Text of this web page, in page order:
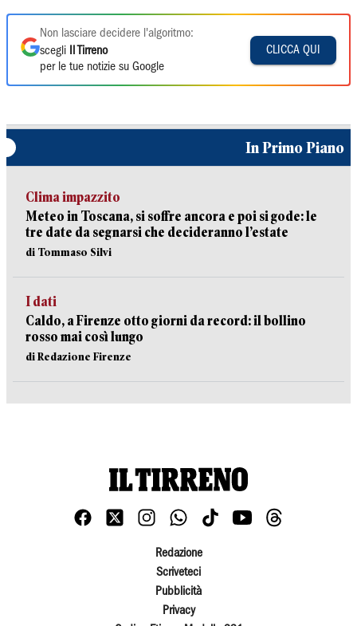
Non lasciare decidere l'algoritmo:
scegli
Il Tirreno
per le tue notizie su Google
CLICCA QUI
In Primo Piano
Clima impazzito
Meteo in Toscana, si soffre ancora e poi si gode: le
tre date da segnarsi che decideranno l’estate
di Tommaso Silvi
I dati
Caldo, a Firenze otto giorni da record: il bollino
rosso mai così lungo
di Redazione Firenze
Redazione
Scriveteci
Pubblicità
Privacy